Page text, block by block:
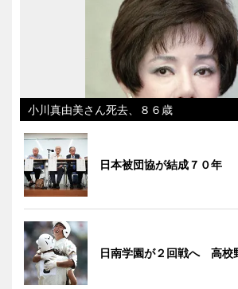
小川真由美さん死去、８６歳
日本被団協が結成７０年
日南学園が２回戦へ 高校